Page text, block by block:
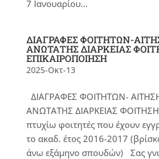
7 Ιανουαρίου...
ΔΙΑΓΡΑΦΕΣ ΦΟΙΤΗΤΩΝ-
ΑΝΩΤΑΤΗΣ ΔΙΑΡΚΕΙΑΣ
ΕΠΙΚΑΙΡΟΠΟΙΗΣΗ
2025-Οκτ-13
ΔΙΑΓΡΑΦΕΣ ΦΟΙΤΗΤΩΝ-
ΑΝΩΤΑΤΗΣ ΔΙΑΡΚΕΙΑΣ
πτυχίω φοιτητές που έχουν
το ακαδ. έτος 2016-2017
άνω εξάμηνο σπουδών) Σας